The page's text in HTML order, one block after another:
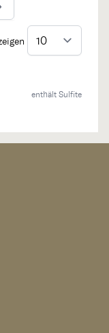
Seite
enthält Sulfite